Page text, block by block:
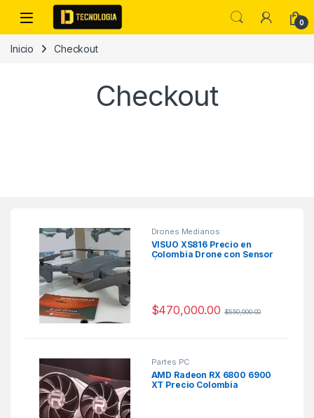
Skip to navigation
Skip to content
0
Inicio Checkout
Checkout
Drones Medianos
VISUO XS816 Precio en
Colombia Drone con Sensor
$470,000.00 $550,000.00
Partes PC
AMD Radeon RX 6800 6900
XT Precio Colombia